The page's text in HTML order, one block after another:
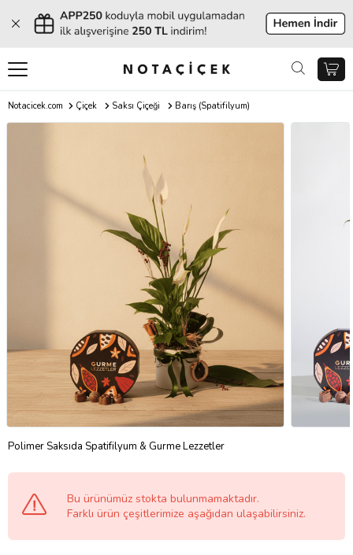
Notacicek.com Çiçek Saksı Çiçeği Barış (Spatifilyum)
Polimer Saksıda Spatifilyum & Gurme Lezzetler
Bu ürünümüz stokta bulunmamaktadır.
Farklı ürün çeşitlerimize aşağıdan ulaşabilirsiniz.